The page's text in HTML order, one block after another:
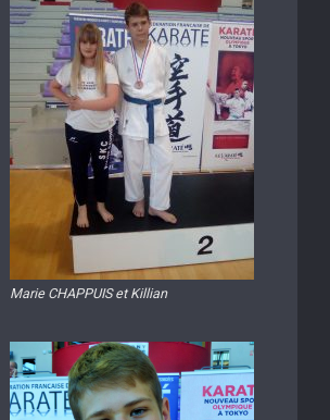
Marie CHAPPUIS et Killian